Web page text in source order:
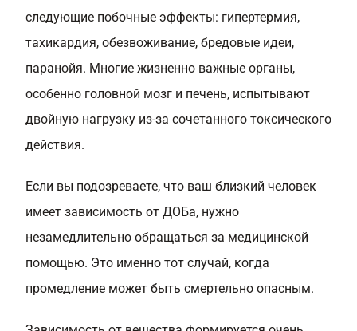
следующие побочные эффекты: гипертермия,
тахикардия, обезвоживание, бредовые идеи,
паранойя. Многие жизненно важные органы,
особенно головной мозг и печень, испытывают
двойную нагрузку из-за сочетанного токсического
действия.
Если вы подозреваете, что ваш близкий человек
имеет зависимость от ДОБа, нужно
незамедлительно обращаться за медицинской
помощью. Это именно тот случай, когда
промедление может быть смертельно опасным.